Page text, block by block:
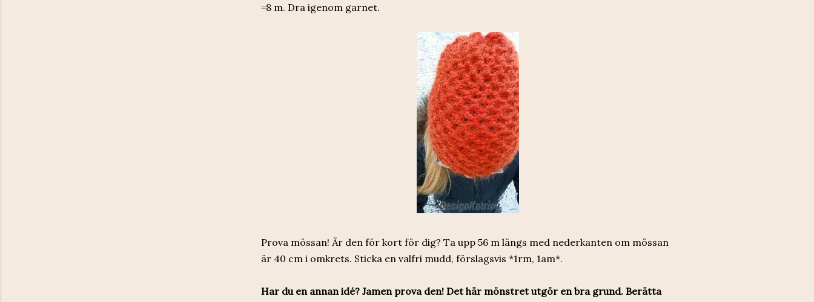
=8 m. Dra igenom garnet.
Prova mössan! Är den för kort för dig? Ta upp 56 m längs med nederkanten om mössan
är 40 cm i omkrets. Sticka en valfri mudd, förslagsvis *1rm, 1am*.
Har du en annan idé? Jamen prova den! Det här mönstret utgör en bra grund. Berätta